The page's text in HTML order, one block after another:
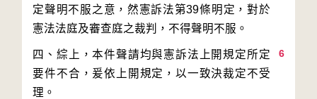
定聲明不服之意，然憲訴法第39條明定，對於
6
四、綜上，本件聲請均與憲訴法上開規定所定
要件不合，爰依上開規定，以一致決裁定不受
理。